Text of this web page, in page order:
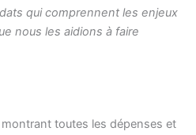
qui comprennent les enjeux
nous les aidions à faire
toutes les dépenses et